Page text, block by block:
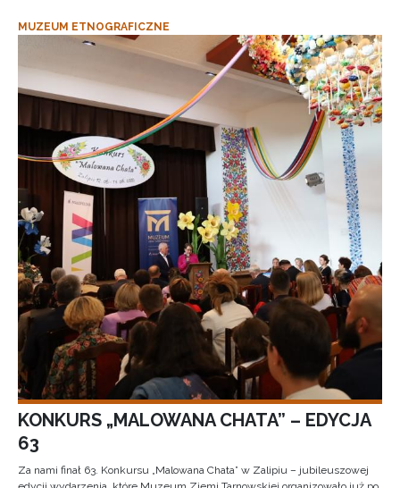
MUZEUM ETNOGRAFICZNE
KONKURS „MALOWANA CHATA” – EDYCJA
63
Za nami finał 63. Konkursu „Malowana Chata” w Zalipiu – jubileuszowej